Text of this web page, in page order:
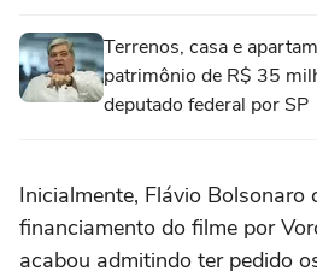
Terrenos, casa e
patrimônio de R$ 35
deputado federal por SP
Inicialmente, Flávio Bolsonaro
financiamento do filme por
acabou admitindo ter pedido